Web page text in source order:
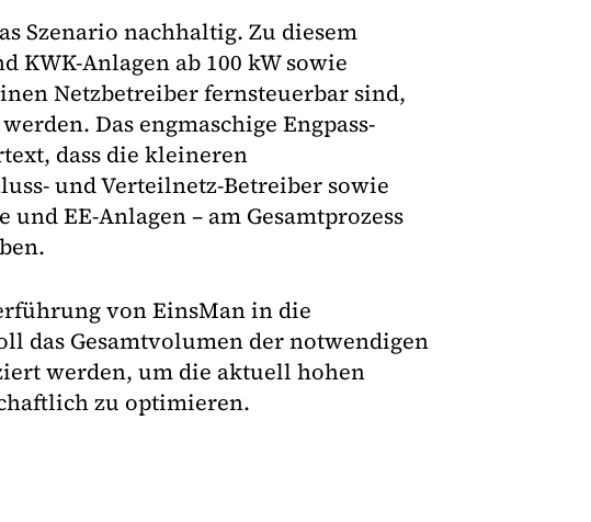
Szenario nachhaltig. Zu diesem
KWK-Anlagen ab 100 kW sowie
Netzbetreiber fernsteuerbar sind,
Das engmaschige Engpass-
dass die kleineren
und Verteilnetz-Betreiber sowie
EE-Anlagen – am Gesamtprozess
von EinsMan in die
das Gesamtvolumen der notwendigen
werden, um die aktuell hohen
zu optimieren.